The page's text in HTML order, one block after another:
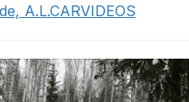
A.L.CARVIDEOS